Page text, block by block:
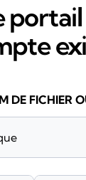
portail
DE FICHIER